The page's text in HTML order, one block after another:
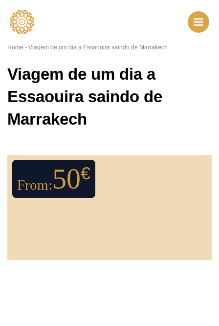
para
Home - Viagem de um dia a Essaouira saindo de Marrakech
Viagem de um dia a
Essaouira saindo de
Marrakech
From:50€